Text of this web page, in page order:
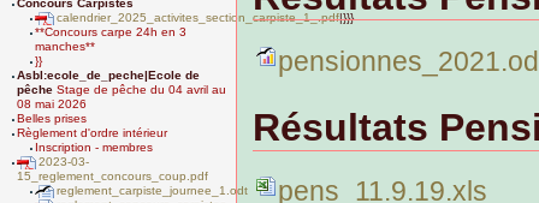
Concours Carpistes
calendrier_2025_activites_section_carpiste_1_.pdf|}}}
**Concours carpe 24h en 3
manches**
}}
Asbl:ecole_de_peche|Ecole de
pêche Stage de pêche du 04 avril au
08 mai 2026
Belles prises
Règlement d'ordre intérieur
Inscription - membres
2023-03-
15_reglement_concours_coup.pdf
reglement_carpiste_journee_1.odt
Résultats
pens_11.9.19.xls